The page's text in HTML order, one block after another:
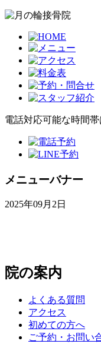
電話対応可能な時間帯
メニューバナー
2025年09月2日
院の案内
よくある質問
アクセス
初めての方へ
ご予約・お問い